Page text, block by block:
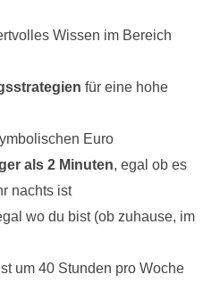
Wissen im Bereich
für eine hohe
Euro
als 2 Minuten, egal ob es
nachts ist
wo du bist (ob zuhause, im
um 40 Stunden pro Woche